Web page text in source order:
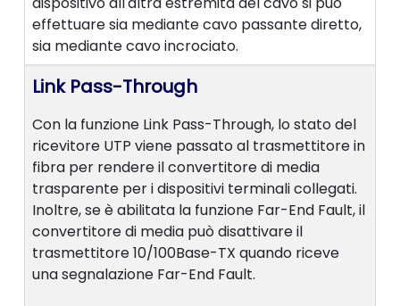
effettuare sia mediante cavo passante diretto,
sia mediante cavo incrociato.
Link Pass-Through
Con la funzione Link Pass-Through, lo stato del
ricevitore UTP viene passato al trasmettitore in
fibra per rendere il convertitore di media
trasparente per i dispositivi terminali collegati.
Inoltre, se è abilitata la funzione Far-End Fault, il
convertitore di media può disattivare il
trasmettitore 10/100Base-TX quando riceve
una segnalazione Far-End Fault.